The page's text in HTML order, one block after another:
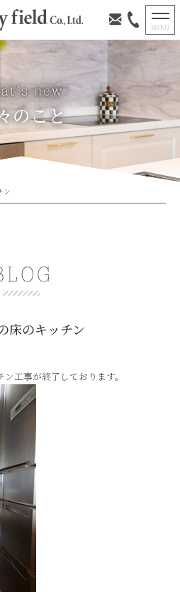
のこと
ン
床のキッチン
ン工事が終了しております。